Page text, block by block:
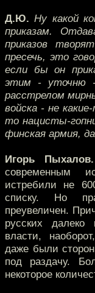
Д.Ю. Ну какой
приказам.
приказов
пресечь, это
если бы он
этим - уточню -
расстрелом
войска - не
то нацисты-
финская армия,
Игорь Пыхалов.
современным
истребили не
списку. Но
преувеличен.
русских далеко
власти,
даже были
под раздачу.
некоторое